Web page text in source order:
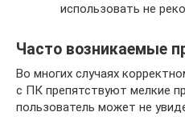
использовать не
Часто возникаемые
Во многих случаях
с ПК препятствуют мелкие
пользователь может не